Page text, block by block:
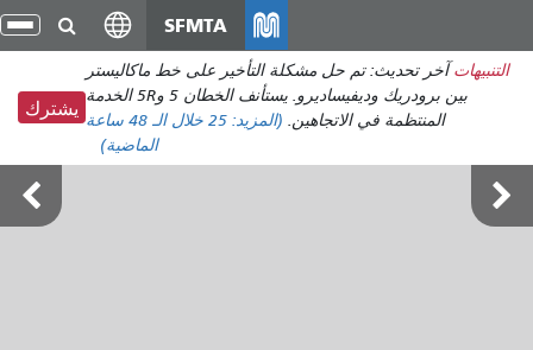
انتقل
إلى
المحتوى
الرئيسي
SFMTA
التنبيهات آخر تحديث: تم حل مشكلة التأخير على خط ماكاليستر
بين برودريك وديفيساديرو. يستأنف الخطان 5 و5R الخدمة
المنتظمة في الاتجاهين. (المزيد: 25
خلال الـ 48 ساعة
الماضية)
يشترك